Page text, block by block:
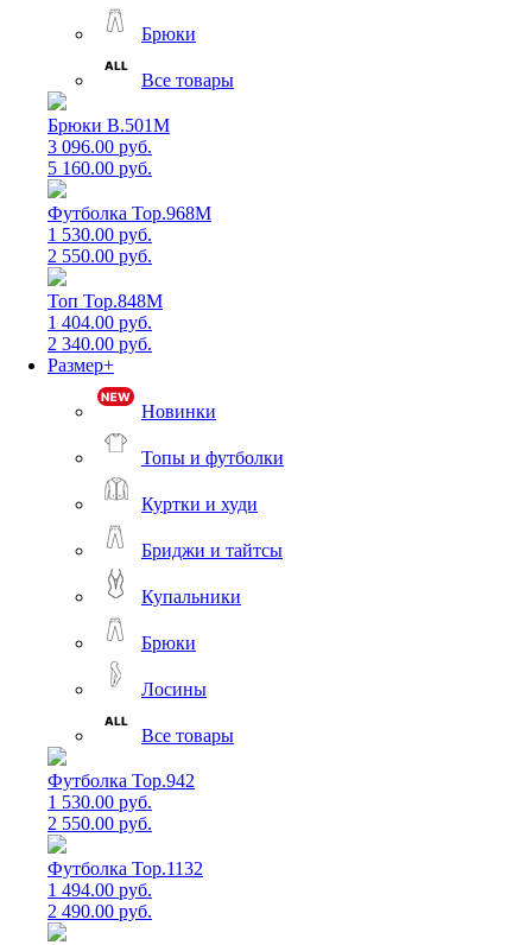
Брюки
Все товары
Брюки B.501M
3 096.00 руб.
5 160.00 руб.
Футболка Top.968M
1 530.00 руб.
2 550.00 руб.
Топ Top.848M
1 404.00 руб.
2 340.00 руб.
Размер+
Новинки
Топы и футболки
Куртки и худи
Бриджи и тайтсы
Купальники
Брюки
Лосины
Все товары
Футболка Top.942
1 530.00 руб.
2 550.00 руб.
Футболка Top.1132
1 494.00 руб.
2 490.00 руб.